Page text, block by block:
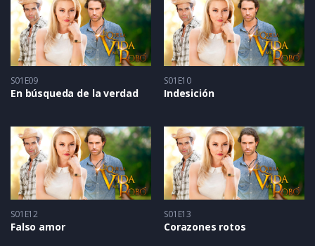
S01E09
En búsqueda de la verdad
S01E10
Indesición
S01E12
Falso amor
S01E13
Corazones rotos